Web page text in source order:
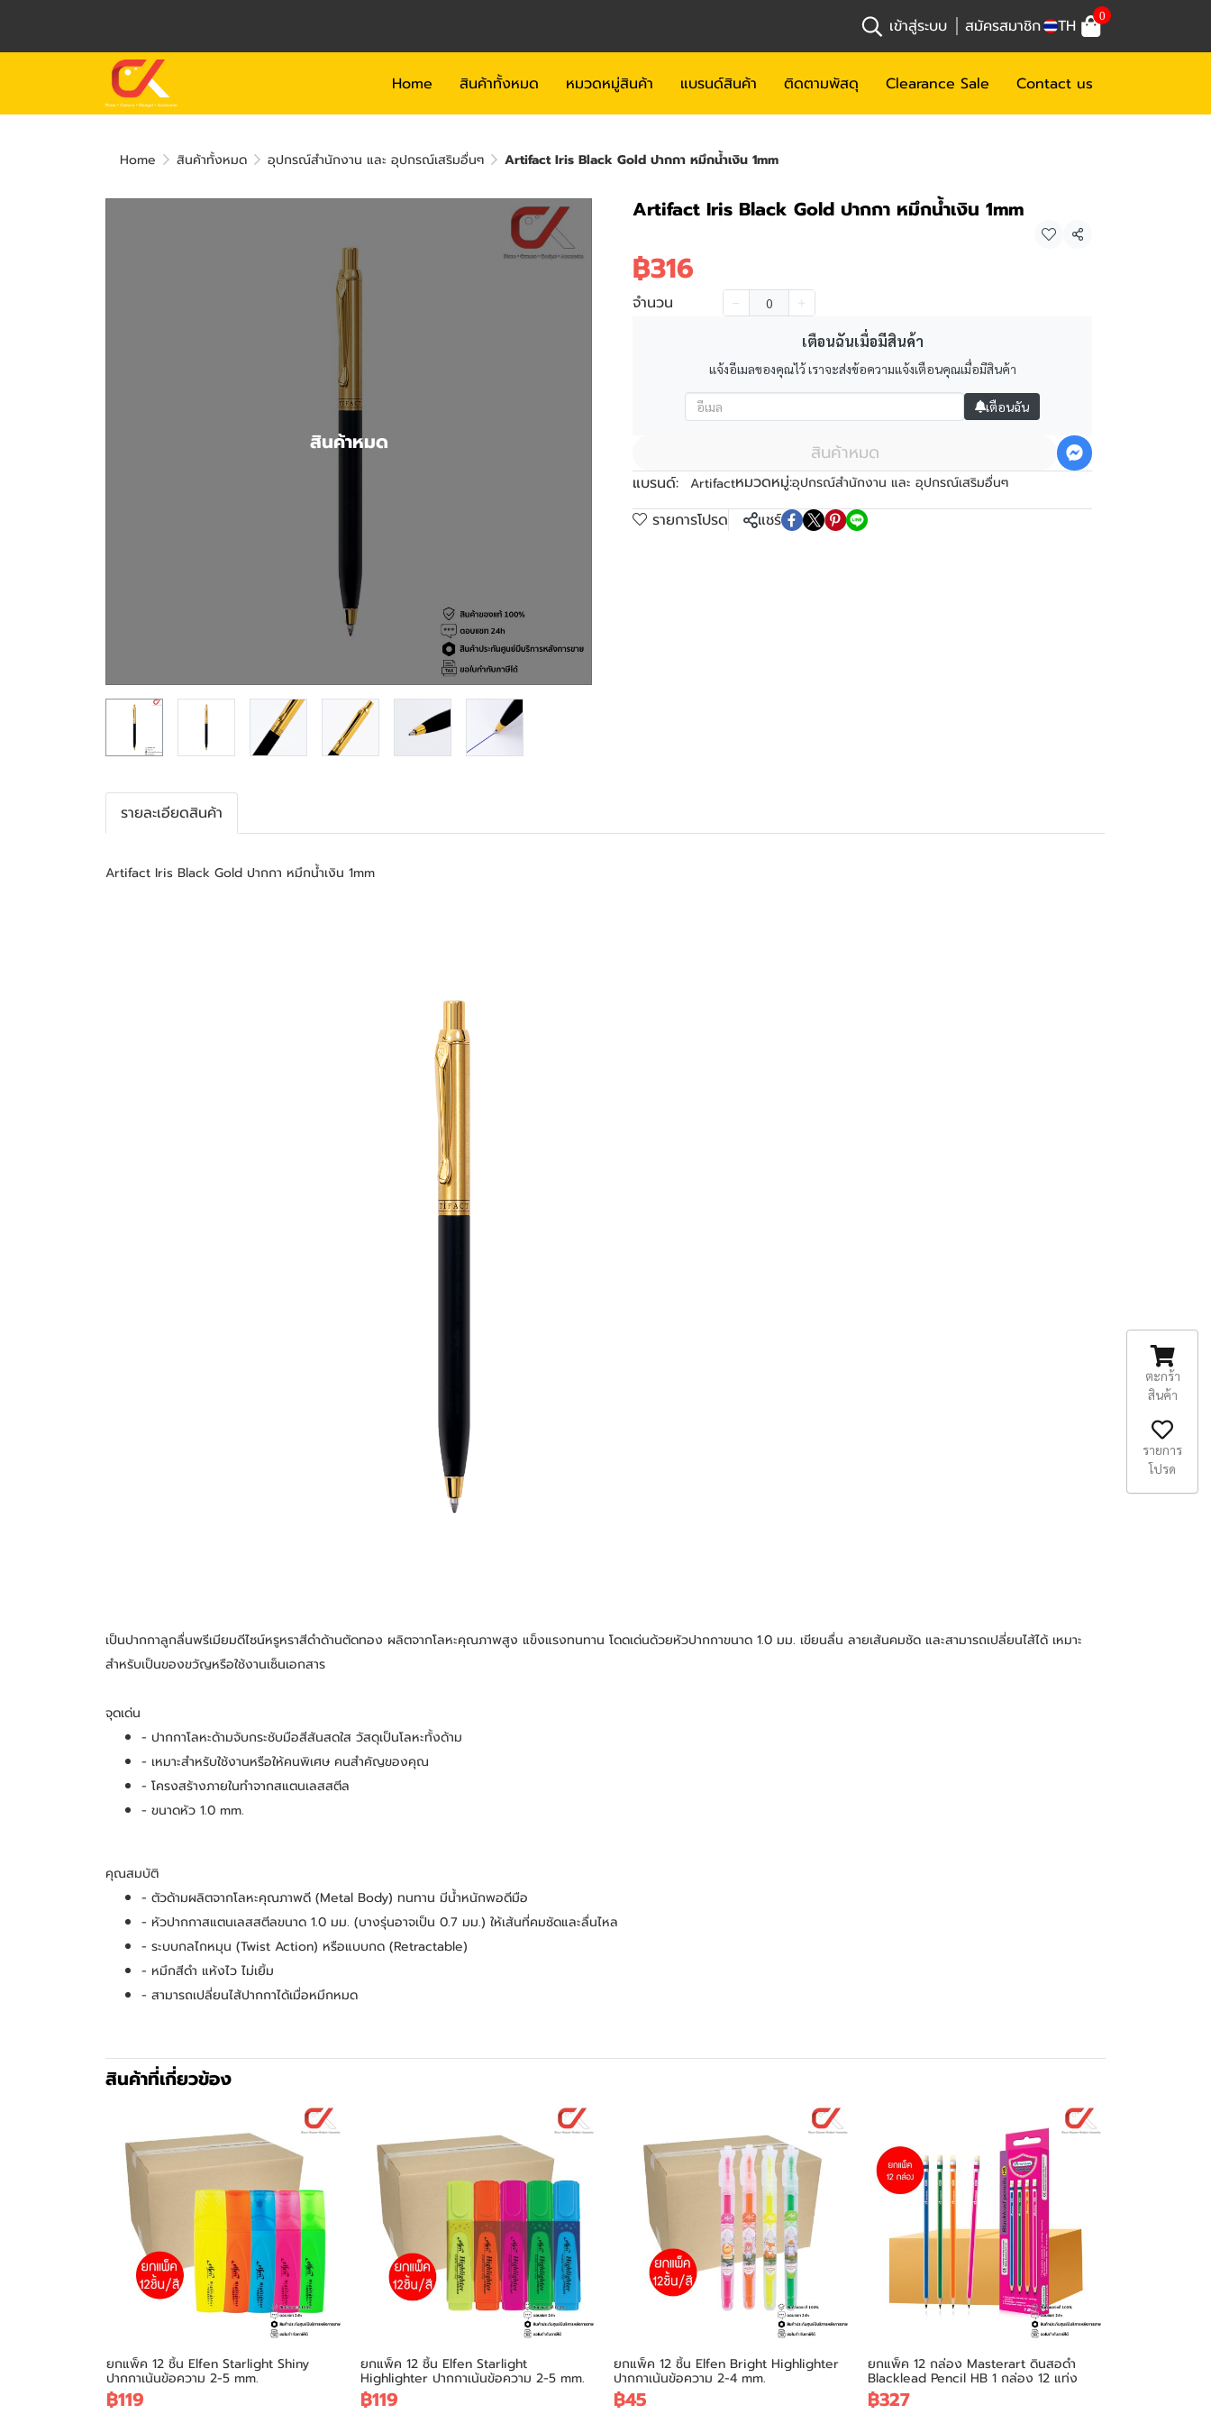
เข้าสู่ระบบ สมัครสมาชิก TH 0
Home สินค้าทั้งหมด หมวดหมู่สินค้า แบรนด์สินค้า ติดตามพัสดุ Clearance Sale Contact us
Home สินค้าทั้งหมด อุปกรณ์สำนักงาน และ อุปกรณ์เสริมอื่นๆ Artifact Iris Black Gold ปากกา หมึกน้ำเงิน 1mm
สินค้าหมด
Artifact Iris Black Gold ปากกา หมึกน้ำเงิน 1mm
แชร์
฿316
จำนวน
เตือนฉันเมื่อมีสินค้า
แจ้งอีเมลของคุณไว้ เราจะส่งข้อความแจ้งเตือนคุณเมื่อมีสินค้า
เตือนฉัน
สินค้าหมด
แบรนด์: Artifactหมวดหมู่:อุปกรณ์สำนักงาน และ อุปกรณ์เสริมอื่นๆ
รายการโปรด แชร์
รายละเอียดสินค้า
Artifact Iris Black Gold ปากกา หมึกน้ำเงิน 1mm
เป็นปากกาลูกลื่นพรีเมียมดีไซน์หรูหราสีดำด้านตัดทอง ผลิตจากโลหะคุณภาพสูง แข็งแรงทนทาน โดดเด่นด้วยหัวปากกาขนาด 1.0 มม. เขียนลื่น ลายเส้นคมชัด และสามารถเปลี่ยนไส้ได้ เหมาะ
สำหรับเป็นของขวัญหรือใช้งานเซ็นเอกสาร
จุดเด่น
- ปากกาโลหะด้ามจับกระชับมือสีสันสดใส วัสดุเป็นโลหะทั้งด้าม
- เหมาะสำหรับใช้งานหรือให้คนพิเศษ คนสำคัญของคุณ
- โครงสร้างภายในทำจากสแตนเลสสตีล
- ขนาดหัว 1.0 mm.
คุณสมบัติ
- ตัวด้ามผลิตจากโลหะคุณภาพดี (Metal Body) ทนทาน มีน้ำหนักพอดีมือ
- หัวปากกาสแตนเลสสตีลขนาด 1.0 มม. (บางรุ่นอาจเป็น 0.7 มม.) ให้เส้นที่คมชัดและลื่นไหล
- ระบบกลไกหมุน (Twist Action) หรือแบบกด (Retractable)
- หมึกสีดำ แห้งไว ไม่เยิ้ม
- สามารถเปลี่ยนไส้ปากกาได้เมื่อหมึกหมด
สินค้าที่เกี่ยวข้อง
ยกแพ็ค 12 ชิ้น Elfen Starlight Shiny
ปากกาเน้นข้อความ 2-5 mm.
฿119
ยกแพ็ค 12 ชิ้น Elfen Starlight
Highlighter ปากกาเน้นข้อความ 2-5 mm.
฿119
ยกแพ็ค 12 ชิ้น Elfen Bright Highlighter
ปากกาเน้นข้อความ 2-4 mm.
฿45
ยกแพ็ค 12 กล่อง Masterart ดินสอดำ
Blacklead Pencil HB 1 กล่อง 12 แท่ง
฿327
ตะกร้า
สินค้า
รายการ
โปรด